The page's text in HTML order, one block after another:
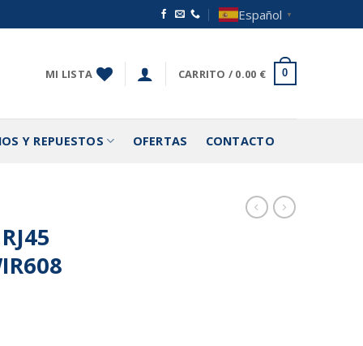
Español ▼
MI LISTA CARRITO / 0.00 € 0
Y REPUESTOS OFERTAS CONTACTO